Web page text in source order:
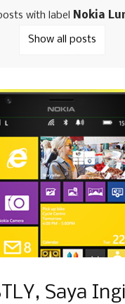
with label Nokia
Show all posts
Saya